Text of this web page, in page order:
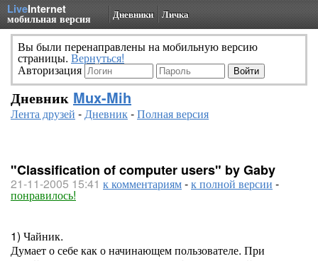
LiveInternet
мобильная версия Дневники Личка
Вы были перенаправлены на мобильную версию
страницы. Вернуться!
Авторизация
Дневник Mux-Mih
Лента друзей -Дневник-Полная версия
"Classification of computer users" by Gaby
21-11-2005 15:41 к комментариям-к полной версии -
понравилось!
1) Чайник.
Думает о себе как о начинающем пользователе. При